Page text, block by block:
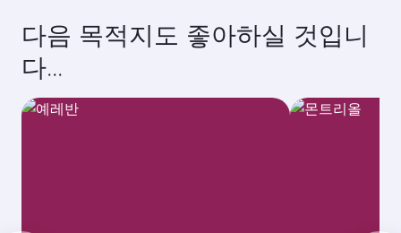
다음 목적지도 좋아하실 것입니
다...